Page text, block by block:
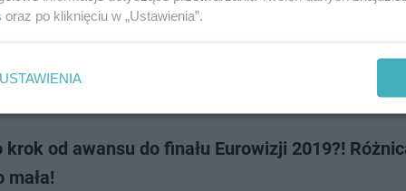
O wejście do finału walczyli reprezentanci takich państw jak: Cypr,
krok od awansu do finału Eurowizji 2019?!
mała!
oraz po kliknięciu w „Ustawienia”.
USTAWIENIA